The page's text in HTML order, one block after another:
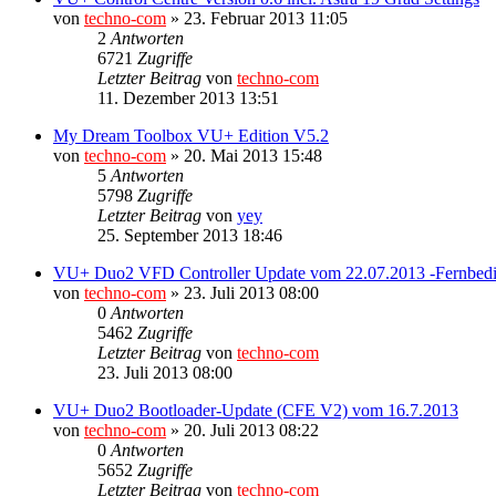
von techno-com » 23. Februar 2013 11:05
2 Antworten
6721 Zugriffe
Letzter Beitrag von techno-com
11. Dezember 2013 13:51
My Dream Toolbox VU+ Edition V5.2
von techno-com » 20. Mai 2013 15:48
5 Antworten
5798 Zugriffe
Letzter Beitrag von yey
25. September 2013 18:46
VU+ Duo2 VFD Controller Update vom 22.07.2013 -
von techno-com » 23. Juli 2013 08:00
0 Antworten
5462 Zugriffe
Letzter Beitrag von techno-com
23. Juli 2013 08:00
VU+ Duo2 Bootloader-Update (CFE V2) vom 16.7.2013
von techno-com » 20. Juli 2013 08:22
0 Antworten
5652 Zugriffe
Letzter Beitrag von techno-com